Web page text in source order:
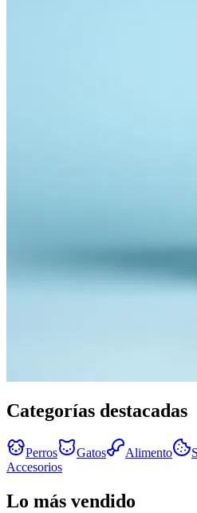
Categorías destacadas
Perros Gatos Alimento
Accesorios
Lo más vendido